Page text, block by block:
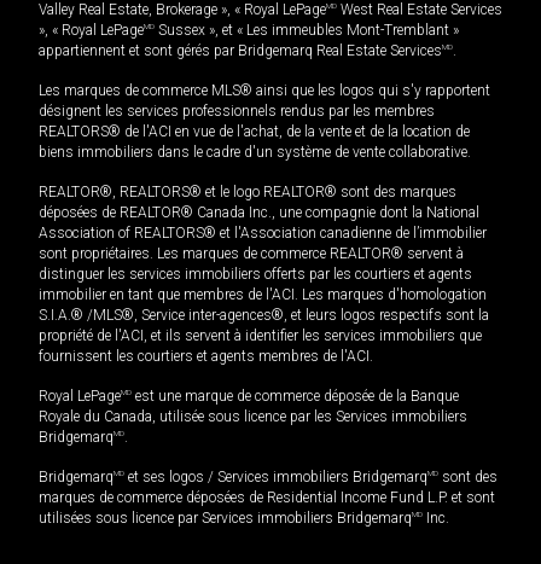
Valley Real Estate, Brokerage », « Royal LePageMD West Real Estate Services
», « Royal LePageMD Sussex », et « Les immeubles Mont-Tremblant »
appartiennent et sont gérés par Bridgemarq Real Estate ServicesMD.
Les marques de commerce MLS® ainsi que les logos qui s'y rapportent
désignent les services professionnels rendus par les membres
REALTORS® de l'ACI en vue de l'achat, de la vente et de la location de
biens immobiliers dans le cadre d'un système de vente collaborative.
REALTOR®, REALTORS® et le logo REALTOR® sont des marques
déposées de REALTOR® Canada Inc., une compagnie dont la National
Association of REALTORS® et l'Association canadienne de l’immobilier
sont propriétaires. Les marques de commerce REALTOR® servent à
distinguer les services immobiliers offerts par les courtiers et agents
immobilier en tant que membres de l'ACI. Les marques d'homologation
S.I.A.® /MLS®, Service inter-agences®, et leurs logos respectifs sont la
propriété de l'ACI, et ils servent à identifier les services immobiliers que
fournissent les courtiers et agents membres de l'ACI.
Royal LePageMD est une marque de commerce déposée de la Banque
Royale du Canada, utilisée sous licence par les Services immobiliers
BridgemarqMD.
BridgemarqMD et ses logos / Services immobiliers BridgemarqMD sont des
marques de commerce déposées de Residential Income Fund L.P. et sont
utilisées sous licence par Services immobiliers BridgemarqMD Inc.